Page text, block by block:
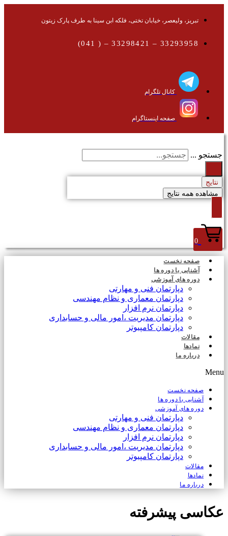
تبریز، ولیعصر، خیابان تختی، فلکه ابن سینا به طرف پارک زیتون
33293958 – 33298421 – ( 041)
کانال تلگرام
صفحه اینستاگرام
جستجو ...
نتایج
مشاهده همه نتایج
0
صفحه نخست
آشنایی با دوره ها
دوره های آموزشی
دپارتمان فنی و مهارتی
دپارتمان معماری و نظام مهندسی
دپارتمان نرم افزار
دپارتمان مدیریت ،امور مالی و حسابداری
دپارتمان کامپیوتر
مقالات
نمادها
درباره ما
Menu
صفحه نخست
آشنایی با دوره ها
دوره های آموزشی
دپارتمان فنی و مهارتی
دپارتمان معماری و نظام مهندسی
دپارتمان نرم افزار
دپارتمان مدیریت ،امور مالی و حسابداری
دپارتمان کامپیوتر
مقالات
نمادها
درباره ما
عکاسی پیشرفته